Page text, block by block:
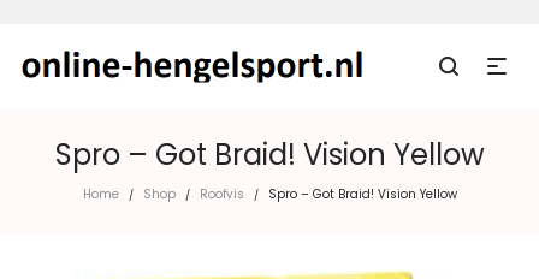
Spro – Got Braid! Vision Yellow
Home / Shop / Roofvis / Spro – Got Braid! Vision Yellow